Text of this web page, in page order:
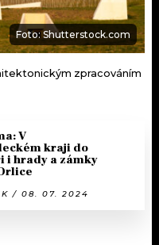
Foto: Shutterstock.com
zpracováním
V
kraji do
i hrady a zámky
/ 08. 07. 2024